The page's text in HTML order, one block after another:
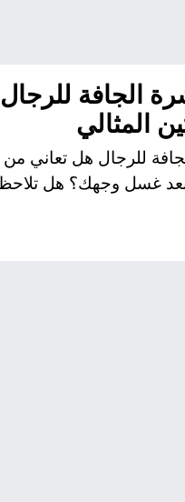
الجافة
المثالي
للرجال هل تعاني
غسل وجهك؟ هل